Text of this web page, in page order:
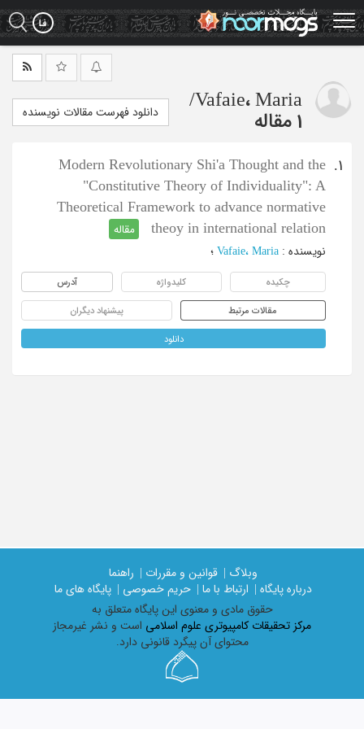
Skip
to
main
Vafaie، Maria/
1 مقاله
دانلود فهرست مقالات نویسنده
1.
Modern Revolutionary Shi'a Thought and the
"Constitutive Theory of Individuality": A
Theoretical Framework to advance normative
theoy in international relation
مقاله
نویسنده : Vafaie، Maria ؛
چکیده کلیدواژه آدرس
مقالات مرتبط پیشنهاد دیگران
دانلود
وبلاگ | قوانین و مقررات |
راهنما
درباره پایگاه |
ارتباط با ما | حریم خصوصی |
پایگاه های ما
حقوق مادی و معنوی اين پايگاه متعلق به
مرکز تحقیقات کامپیوتری علوم اسلامی است و نشر غیرمجاز
محتوای آن پیگرد قانونی دارد.